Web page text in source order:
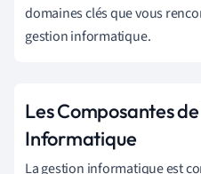
domaines clés que vous
gestion informatique.
Les Composantes
Informatique
La gestion informatique est